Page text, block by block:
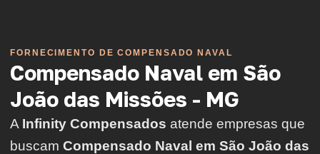
FORNECIMENTO DE COMPENSADO NAVAL
Compensado Naval em São
João das Missões - MG
A Infinity Compensados atende empresas que
buscam Compensado Naval em São João das